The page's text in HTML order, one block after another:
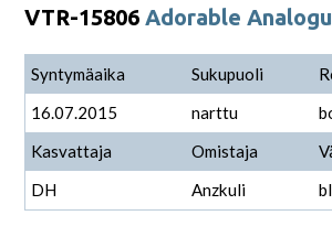
VTR-15806Adorable
Syntymäaika Sukupuoli
16.07.2015
narttu
Kasvattaja
Omistaja
DH
Anzkuli